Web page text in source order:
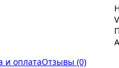
и оплатаОтзывы (0)